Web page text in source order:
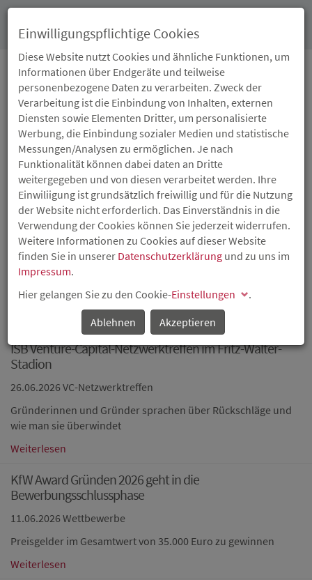
NEWS
ISB Venture-Capital-Netzwerktreffen im Fritz-Walter-
Stadion
26.06.2026 VC-Netzwerktreffen
Gründerinnen und Gründer sprachen über Rückschläge und
wie man sie überwindet
Weiterlesen
KfW Award Gründen 2026 geht in die
Bewerbungsschlussphase
11.06.2026 Wettbewerbe
Preisgelder im Gesamtwert von 35.000 Euro zu gewinnen
Weiterlesen
Einwilligungspflichtige Cookies
Diese Website nutzt Cookies und ähnliche Funktionen, um
Informationen über Endgeräte und teilweise
personenbezogene Daten zu verarbeiten. Zweck der
Verarbeitung ist die Einbindung von Inhalten, externen
Diensten sowie Elementen Dritter, um personalisierte
Werbung, die Einbindung sozialer Medien und statistische
Messungen/Analysen zu ermöglichen. Je nach
Funktionalität können dabei daten an Dritte
weitergegeben und von diesen verarbeitet werden. Ihre
Einwiliigung ist grundsätzlich freiwillig und für die Nutzung
der Website nicht erforderlich. Das Einverständnis in die
Verwendung der Cookies können Sie jederzeit widerrufen.
Weitere Informationen zu Cookies auf dieser Website
finden Sie in unserer Datenschutzerklärung und zu uns im
Impressum.
Hier gelangen Sie zu den Cookie-Einstellungen
.
Ablehnen
Akzeptieren